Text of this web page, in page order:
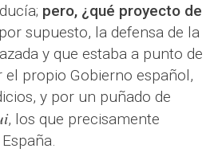
pero, ¿qué proyecto de
supuesto, la defensa de la
y que estaba a punto de
propio Gobierno español,
y por un puñado de
, los que precisamente